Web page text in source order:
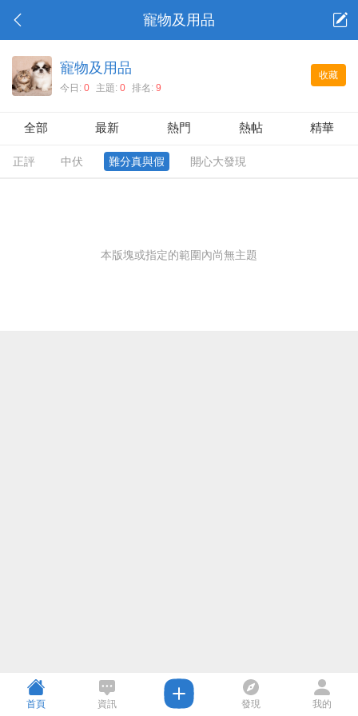
寵物及用品
收藏
寵物及用品
今日: 0 主題: 0 排名: 9
全部 最新 熱門 熱帖 精華
正評 中伏 難分真與假 開心大發現
本版塊或指定的範圍內尚無主題
首頁 資訊 發現 我的